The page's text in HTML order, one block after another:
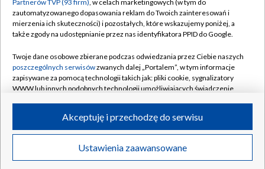
Centrum informacji TVP
Naziemna Telewizja Cyfrowa
Rada Programowa
System NOS
Informacje o nadawcy
Program dla prasy
Ogłoszenie przetargowe
Moje zgody
Pomoc
Kontakt
Kanały
©2026 Telewizja Polska S.A. w likwidacji
Partnerów TVP (93 firm), w celach marketingowych (w tym do
zautomatyzowanego dopasowania reklam do Twoich zainteresowań i
mierzenia ich skuteczności) i pozostałych, które wskazujemy poniżej, a
także zgody na udostępnianie przez nas identyfikatora PPID do Google.
Twoje dane osobowe zbierane podczas odwiedzania przez Ciebie naszych
poszczególnych serwisówzwanych dalej „Portalem”, w tym informacje
zapisywane za pomocą technologii takich jak: pliki cookie, sygnalizatory
WWW lub innych podobnych technologii umożliwiających świadczenie
ruchu w Internecie.
Twoje dane osobowe zbierane podczas odwiedzania przez Ciebie
poszczególnych serwisówna Portalu, takie jak adresy IP, identyfikatory
Ustawienia zaawansowane
Akceptuję i przechodzę do serwisu